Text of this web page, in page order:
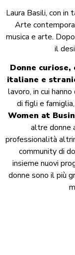
Laura Basili, con in
Arte
musica e arte.
il
Donne
italiane e
lavoro, in cui
di figli e
Women at
altre donne
professionalità
community di
insieme nuovi
donne sono il più